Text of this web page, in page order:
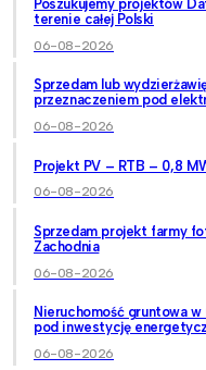
Poszukujemy projektów
terenie całej Polski
06-08-2026
Sprzedam lub
przeznaczeniem pod
06-08-2026
Projekt PV – RTB – 0,8
06-08-2026
Sprzedam projekt farmy
Zachodnia
06-08-2026
Nieruchomość gruntowa w
pod inwestycję
06-08-2026